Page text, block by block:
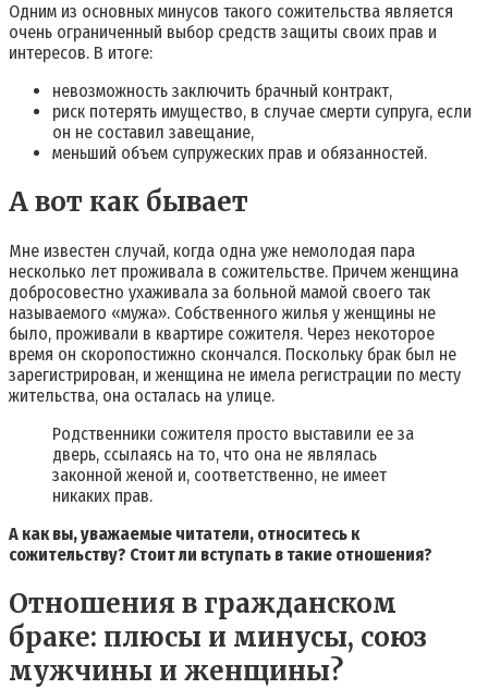
Одним из основных минусов такого сожительства является
очень ограниченный выбор средств защиты своих прав и
интересов. В итоге:
невозможность заключить брачный контракт,
риск потерять имущество, в случае смерти супруга, если
он не составил завещание,
меньший объем супружеских прав и обязанностей.
А вот как бывает
Мне известен случай, когда одна уже немолодая пара
несколько лет проживала в сожительстве. Причем женщина
добросовестно ухаживала за больной мамой своего так
называемого «мужа». Собственного жилья у женщины не
было, проживали в квартире сожителя. Через некоторое
время он скоропостижно скончался. Поскольку брак был не
зарегистрирован, и женщина не имела регистрации по месту
жительства, она осталась на улице.
Родственники сожителя просто выставили ее за
дверь, ссылаясь на то, что она не являлась
законной женой и, соответственно, не имеет
никаких прав.
А как вы, уважаемые читатели, относитесь к
сожительству? Стоит ли вступать в такие отношения?
Отношения в гражданском
браке: плюсы и минусы, союз
мужчины и женщины?